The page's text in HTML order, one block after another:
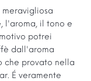
meravigliosa
l'aroma, il tono e
potrei
dall'aroma
che provato nella
É veramente